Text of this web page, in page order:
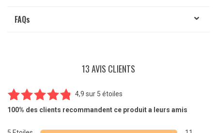
FAQs
13 AVIS CLIENTS
Noté4.85
basé sur
13
4,9 sur 5 étoiles
100% des clients recommandent ce produit a leurs amis